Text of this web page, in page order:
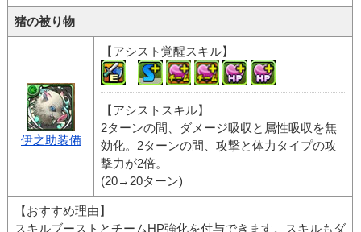
猪の被り物
伊之助装備
【アシスト覚醒スキル】
【アシストスキル】
2ターンの間、ダメージ吸収と属性吸収を無
効化。2ターンの間、攻撃と体力タイプの攻
撃力が2倍。
(20→20ターン)
【おすすめ理由】
スキルブーストとチームHP強化を付与できます。スキルもダ